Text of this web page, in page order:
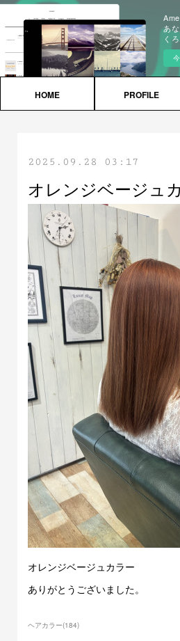
あ
く
HOME PROFILE
2025.09.28 03:17
オレンジベージュ
オレンジベージュカラー
ありがとうございました。
ヘアカラー(184)